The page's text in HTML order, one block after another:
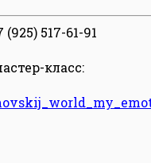
517-61-91
класс: